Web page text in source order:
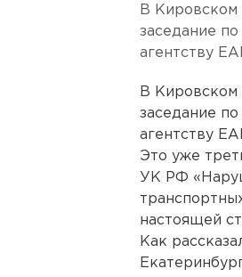
В Кировском
заседание
агентству
В Кировском
заседание
агентству
Это уже
УК РФ
настоящей
Как